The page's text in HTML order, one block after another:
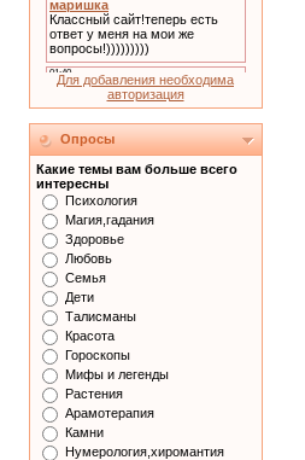
Для добавления необходима
авторизация
Опросы
Какие темы вам больше всего
интересны
Психология
Магия,гадания
Здоровье
Любовь
Семья
Дети
Талисманы
Красота
Гороскопы
Мифы и легенды
Растения
Арамотерапия
Камни
Нумерология,хиромантия